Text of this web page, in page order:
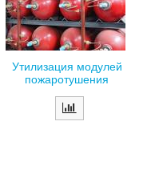
Утилизация модулей
пожаротушения